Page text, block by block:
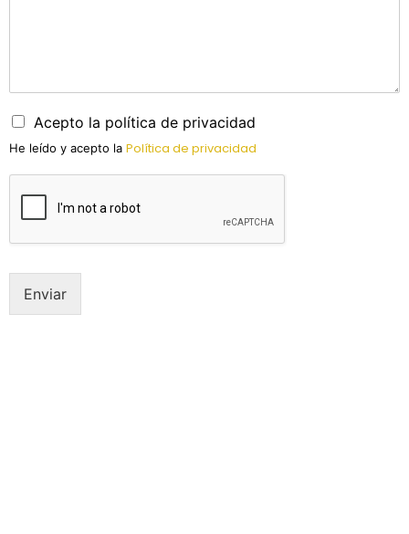
Acepto la política de privacidad
He leído y acepto la Política de privacidad
Enviar